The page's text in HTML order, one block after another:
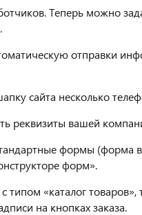
Теперь можно
отправки
сайта несколько
реквизиты вашей
формы (форма в
форм».
типом «каталог
на кнопках заказа.